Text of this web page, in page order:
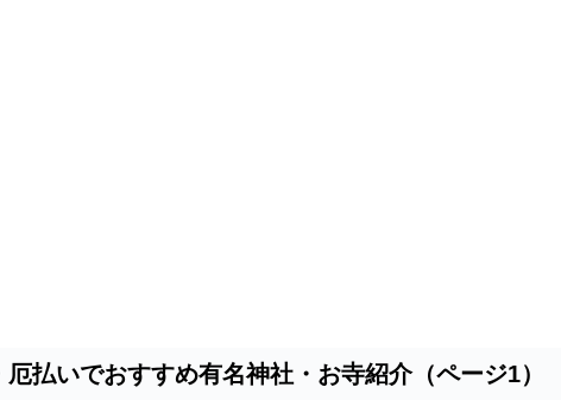
払いでおすすめ有名神社・お寺紹介（ページ1）